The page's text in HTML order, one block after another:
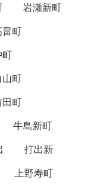
岩瀬新町
町
町
町
町
牛島新町
打出新
上野寿町